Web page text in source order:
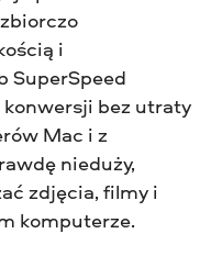
i
SuperSpeed
bez utraty
Mac i z
nieduży,
zdjęcia, filmy i
komputerze.